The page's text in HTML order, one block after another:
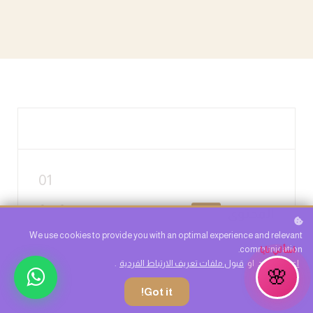
01
اسألي تايا
🌸
We use cookies to provide you with an optimal experience and relevant
communication.
اعرف المزيد
او قبول ملفات تعريف الارتباط الفردية .
Got it!